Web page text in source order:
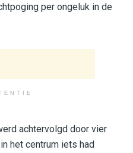
per ongeluk in de
achtervolgd door vier
het centrum iets had